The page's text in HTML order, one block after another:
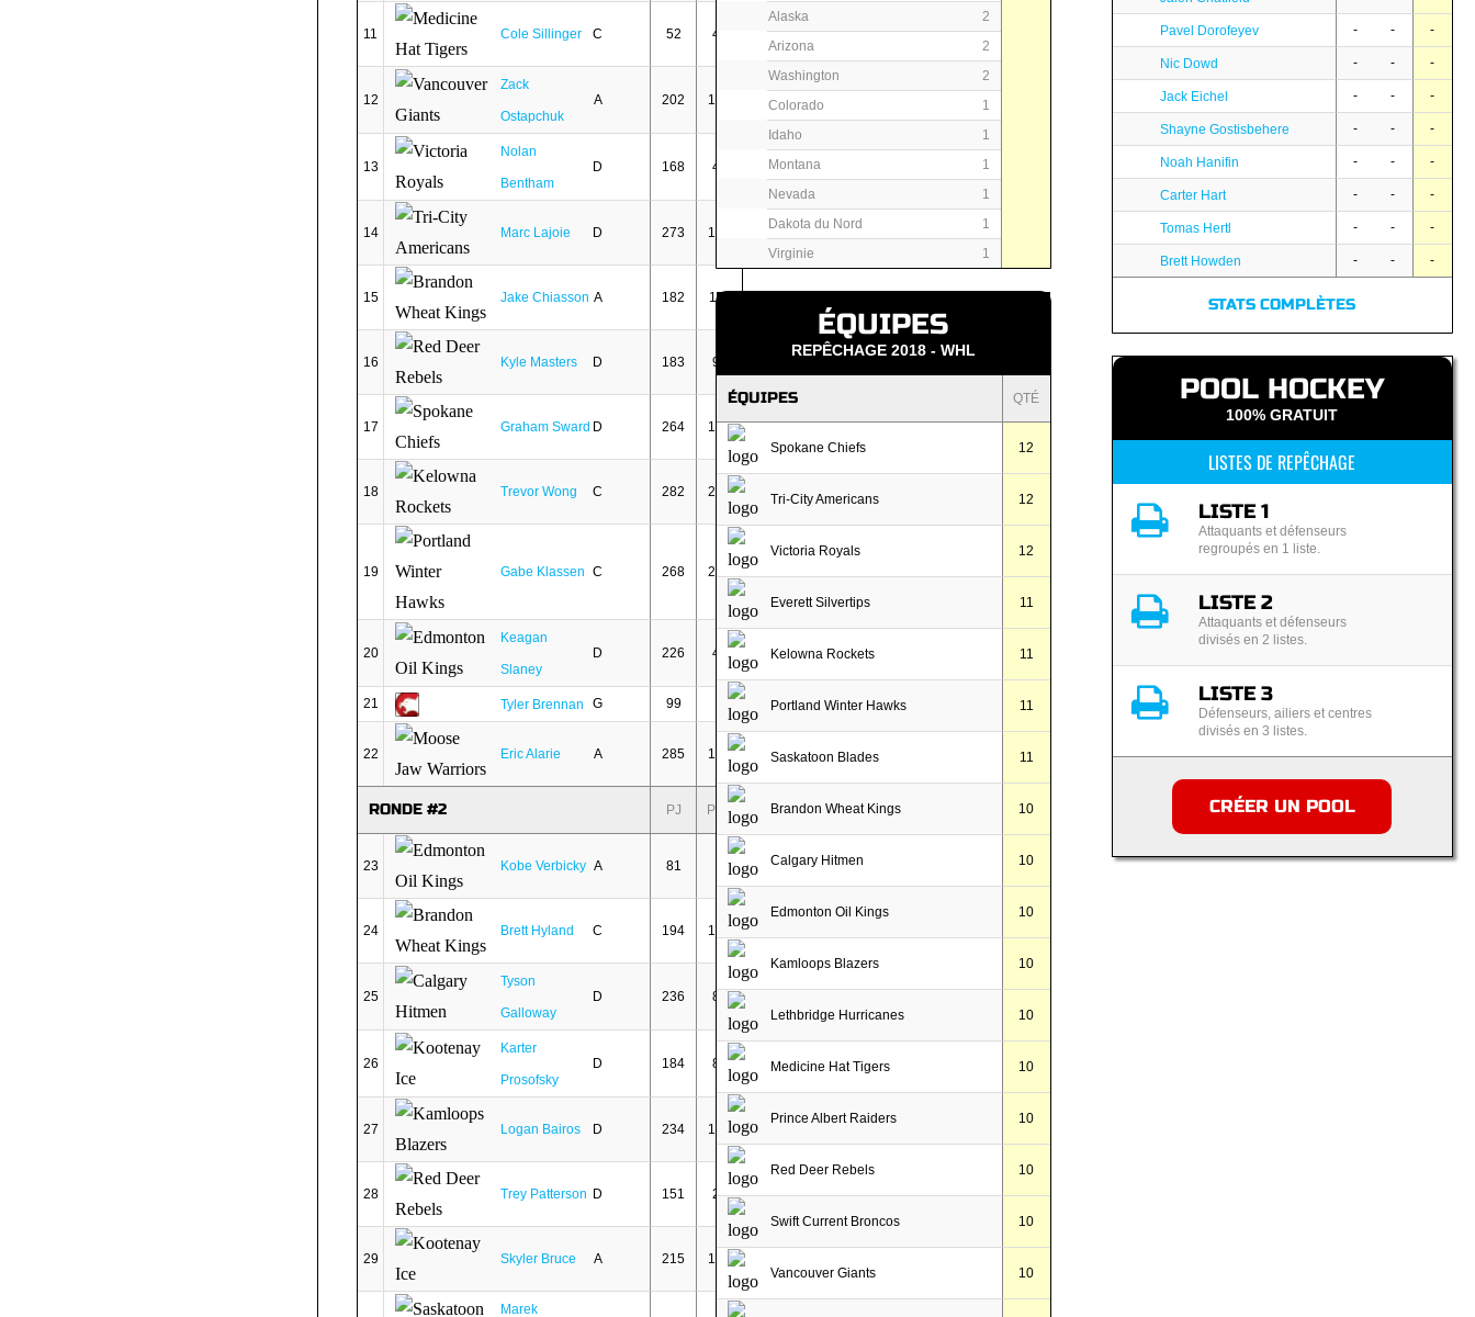
11 Cole Sillinger C 52 49
12
Zack
Ostapchuk
A 202 159
13
Nolan
Bentham
D 168 42
14 Marc Lajoie D 273 148
15 Jake Chiasson A 182 112
16 Kyle Masters D 183 96
17 Graham Sward D 264 196
18 Trevor Wong C 282 287
19 Gabe Klassen C 268 286
20
Keagan
Slaney
D 226 44
21 Tyler Brennan G 99
22 Eric Alarie A 285 185
RONDE #2 PJ PTS
23 Kobe Verbicky A 81
24 Brett Hyland C 194 146
25
Tyson
Galloway
D 236 87
26
Karter
Prosofsky
D 184 85
27 Logan Bairos D 234 104
28 Trey Patterson D 151 25
29 Skyler Bruce A 215 129
Marek
Alaska
2
Arizona
2
Washington
2
Colorado
1
Idaho
1
Montana
1
Nevada
1
Dakota du Nord
1
Virginie
1
ÉQUIPES
REPÊCHAGE 2018 - WHL
ÉQUIPES QTÉ
Spokane Chiefs 12
Tri-City Americans 12
Victoria Royals 12
Everett Silvertips 11
Kelowna Rockets 11
Portland Winter Hawks 11
Saskatoon Blades 11
Brandon Wheat Kings 10
Calgary Hitmen 10
Edmonton Oil Kings 10
Kamloops Blazers 10
Lethbridge Hurricanes 10
Medicine Hat Tigers 10
Prince Albert Raiders 10
Red Deer Rebels 10
Swift Current Broncos 10
Vancouver Giants 10
Pavel Dorofeyev - - -
Nic Dowd - - -
Jack Eichel - - -
Shayne Gostisbehere - - -
Noah Hanifin - - -
Carter Hart - - -
Tomas Hertl - - -
Brett Howden - - -
STATS COMPLÈTES
POOL HOCKEY
100% GRATUIT
LISTES DE REPÊCHAGE
LISTE 1
Attaquants et défenseurs
regroupés en 1 liste.
LISTE 2
Attaquants et défenseurs
divisés en 2 listes.
LISTE 3
Défenseurs, ailiers et centres
divisés en 3 listes.
CRÉER UN POOL